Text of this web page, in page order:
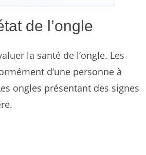
de l’ongle
la santé de l’ongle. Les
d’une personne à
ongles présentant des signes